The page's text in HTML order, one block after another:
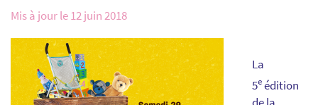
Mis à jour le 12 juin 2018
La
5eédition